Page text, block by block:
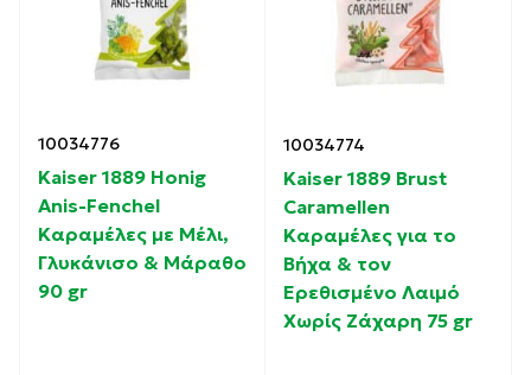
10034776
Kaiser 1889 Honig
Anis-Fenchel
Καραμέλες με Μέλι,
Γλυκάνισο & Μάραθο
90 gr
10034774
Kaiser 1889 Brust
Caramellen
Καραμέλες για το
Βήχα & τον
Ερεθισμένο Λαιμό
Χωρίς Ζάχαρη 75 gr